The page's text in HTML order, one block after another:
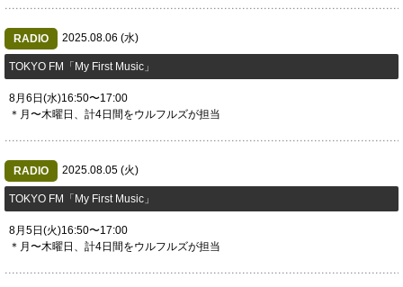
RADIO 2025.08.06 (水)
TOKYO FM「My First Music」
8月6日(水)16:50〜17:00
＊月〜木曜日、計4日間をウルフルズが担当
RADIO 2025.08.05 (火)
TOKYO FM「My First Music」
8月5日(火)16:50〜17:00
＊月〜木曜日、計4日間をウルフルズが担当